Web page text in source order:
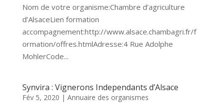
Nom de votre organisme:Chambre d’agriculture
d’AlsaceLien formation
accompagnement:http://www.alsace.chambagri.fr/f
ormation/offres.htmlAdresse:4 Rue Adolphe
MohlerCode...
Synvira : Vignerons Independants d’Alsace
Fév 5, 2020 | Annuaire des organismes